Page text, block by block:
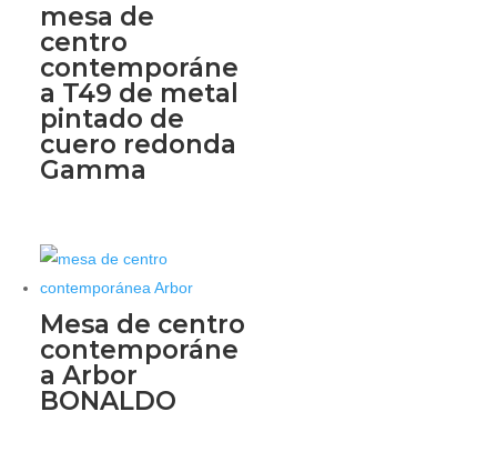
mesa de
centro
contemporáne
a T49 de metal
pintado de
cuero redonda
Gamma
Mesa de centro
contemporáne
a Arbor
BONALDO